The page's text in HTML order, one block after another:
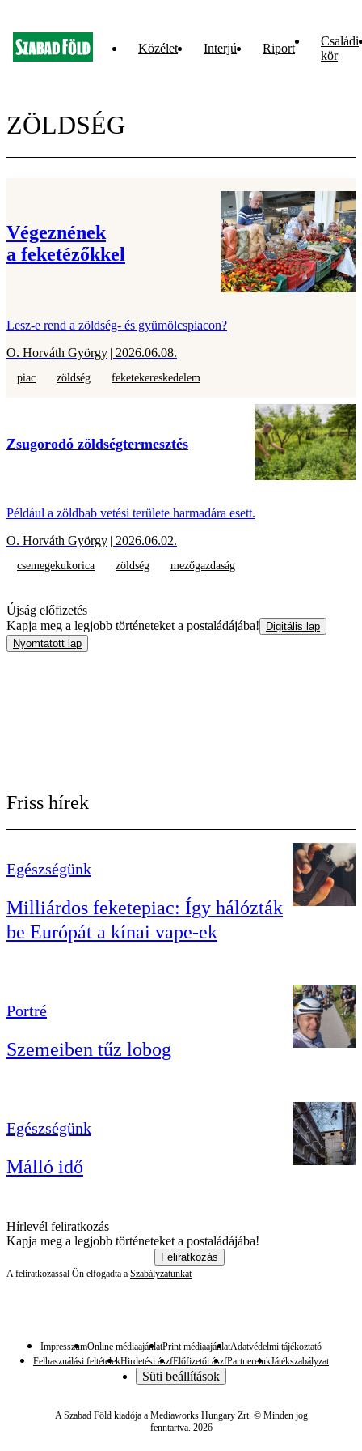
Közélet Interjú Riport
Családi
kör
ZÖLDSÉG
Végeznének
a feketézőkkel
Lesz-e rend a zöldség- és gyümölcspiacon?
O. Horváth György | 2026.06.08.
piac zöldség feketekereskedelem
Zsugorodó zöldségtermesztés
Például a zöldbab vetési területe harmadára esett.
O. Horváth György | 2026.06.02.
csemegekukorica zöldség mezőgazdaság
Újság előfizetés
Kapja meg a legjobb történeteket a postaládájába!
Digitális lap
Nyomtatott lap
Friss hírek
Egészségünk
Milliárdos feketepiac: Így hálózták
be Európát a kínai vape-ek
Portré
Szemeiben tűz lobog
Egészségünk
Málló idő
Hírlevél feliratkozás
Kapja meg a legjobb történeteket a postaládájába!
Feliratkozás
A feliratkozással Ön elfogadta a Szabályzatunkat
ImpresszumOnline médiaajánlatPrint médiaajánlatAdatvédelmi tájékoztató
Felhasználási feltételekHirdetési ászfElőfizetői ászfPartnereinkJátékszabályzat
Süti beállítások
A Szabad Föld kiadója a Mediaworks Hungary Zrt. © Minden jog
fenntartva. 2026